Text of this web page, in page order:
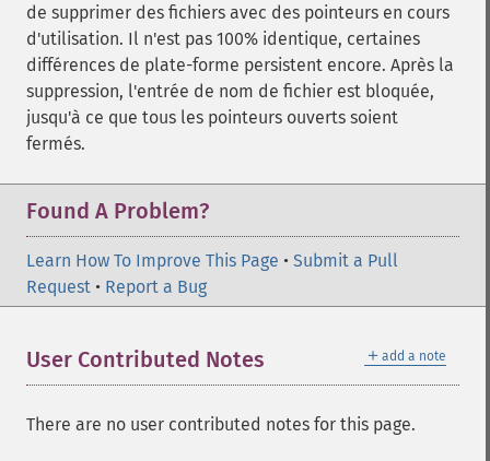
de supprimer des fichiers avec des pointeurs en cours
d'utilisation. Il n'est pas 100% identique, certaines
différences de plate-forme persistent encore. Après la
suppression, l'entrée de nom de fichier est bloquée,
jusqu'à ce que tous les pointeurs ouverts soient
fermés.
Found A Problem?
Learn How To Improve This Page • Submit a Pull
Request • Report a Bug
＋ add a note
User Contributed Notes
There are no user contributed notes for this page.